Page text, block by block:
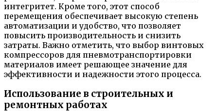
интегритет. Кроме того, этот способ
перемещения обеспечивает высокую степень
автоматизации и удобство, что позволяет
повысить производительность и снизить
затраты. Важно отметить, что выбор винтовых
компрессоров для пневмотранспортировки
материалов имеет решающее значение для
эффективности и надежности этого процесса.
Использование в строительных и
ремонтных работах